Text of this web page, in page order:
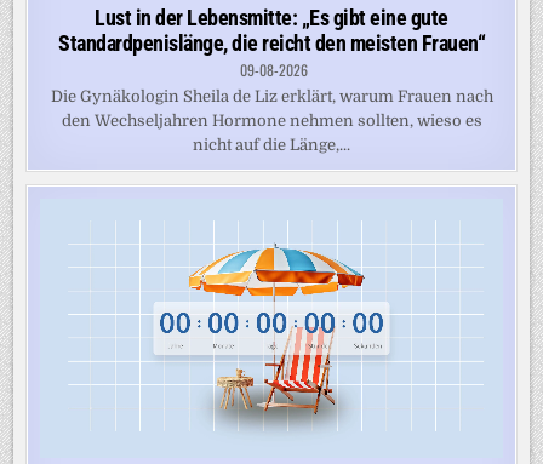
Lust in der Lebensmitte: „Es gibt eine gute
Standardpenislänge, die reicht den meisten Frauen“
09-08-2026
Die Gynäkologin Sheila de Liz erklärt, warum Frauen nach
den Wechseljahren Hormone nehmen sollten, wieso es
nicht auf die Länge,...